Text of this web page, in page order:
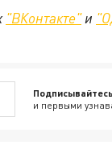
"ВКонтакте"и
и первыми